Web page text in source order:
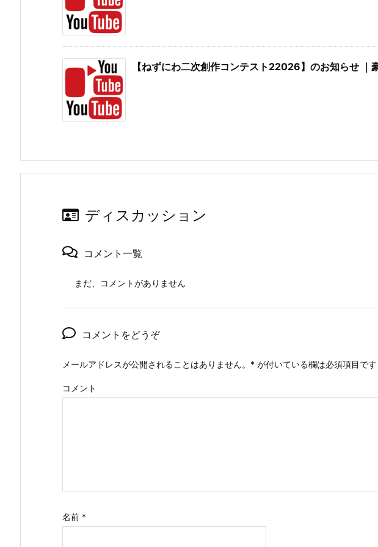
【ねずにわ二次創作コンテスト22026】のお知らせ ｜
ディスカッション
コメント一覧
まだ、コメントがありません
コメントをどうぞ
メールアドレスが公開されることはありません。 * が付いている欄は必須項目です
コメント
名前 *